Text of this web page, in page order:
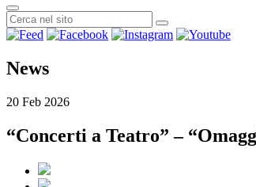
News
20 Feb 2026
“Concerti a Teatro” –